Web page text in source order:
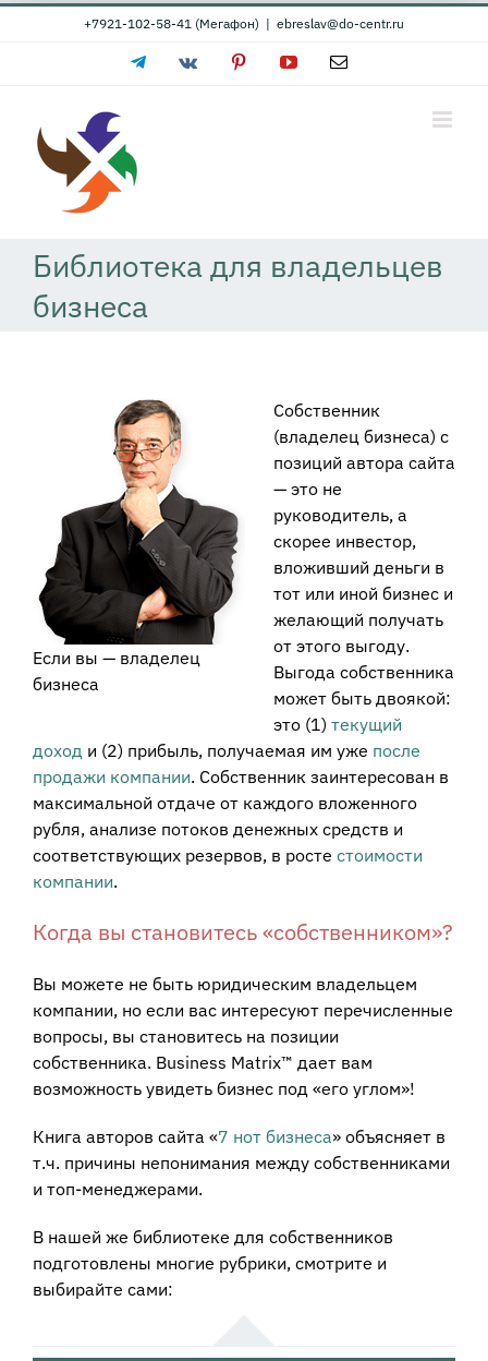
Skip
+7921-102-58-41 (Мегафон) | ebreslav@do-centr.ru
TelegramVk PinterestYouTubeEmail
Библиотека для владельцев
бизнеса
Если вы — владелец
бизнеса
Собственник
(владелец бизнеса) с
позиций автора сайта
— это не
руководитель, а
скорее инвестор,
вложивший деньги в
тот или иной бизнес и
желающий получать
от этого выгоду.
Выгода собственника
может быть двоякой:
это (1) текущий
доход и (2) прибыль, получаемая им уже после
продажи компании. Собственник заинтересован в
максимальной отдаче от каждого вложенного
рубля, анализе потоков денежных средств и
соответствующих резервов, в росте стоимости
компании.
Когда вы становитесь «собственником»?
Вы можете не быть юридическим владельцем
компании, но если вас интересуют перечисленные
вопросы, вы становитесь на позиции
собственника. Business Matrix™ дает вам
возможность увидеть бизнес под «его углом»!
Книга авторов сайта «7 нот бизнеса» объясняет в
т.ч. причины непонимания между собственниками
и топ-менеджерами.
В нашей же библиотеке для собственников
подготовлены многие рубрики, смотрите и
выбирайте сами: